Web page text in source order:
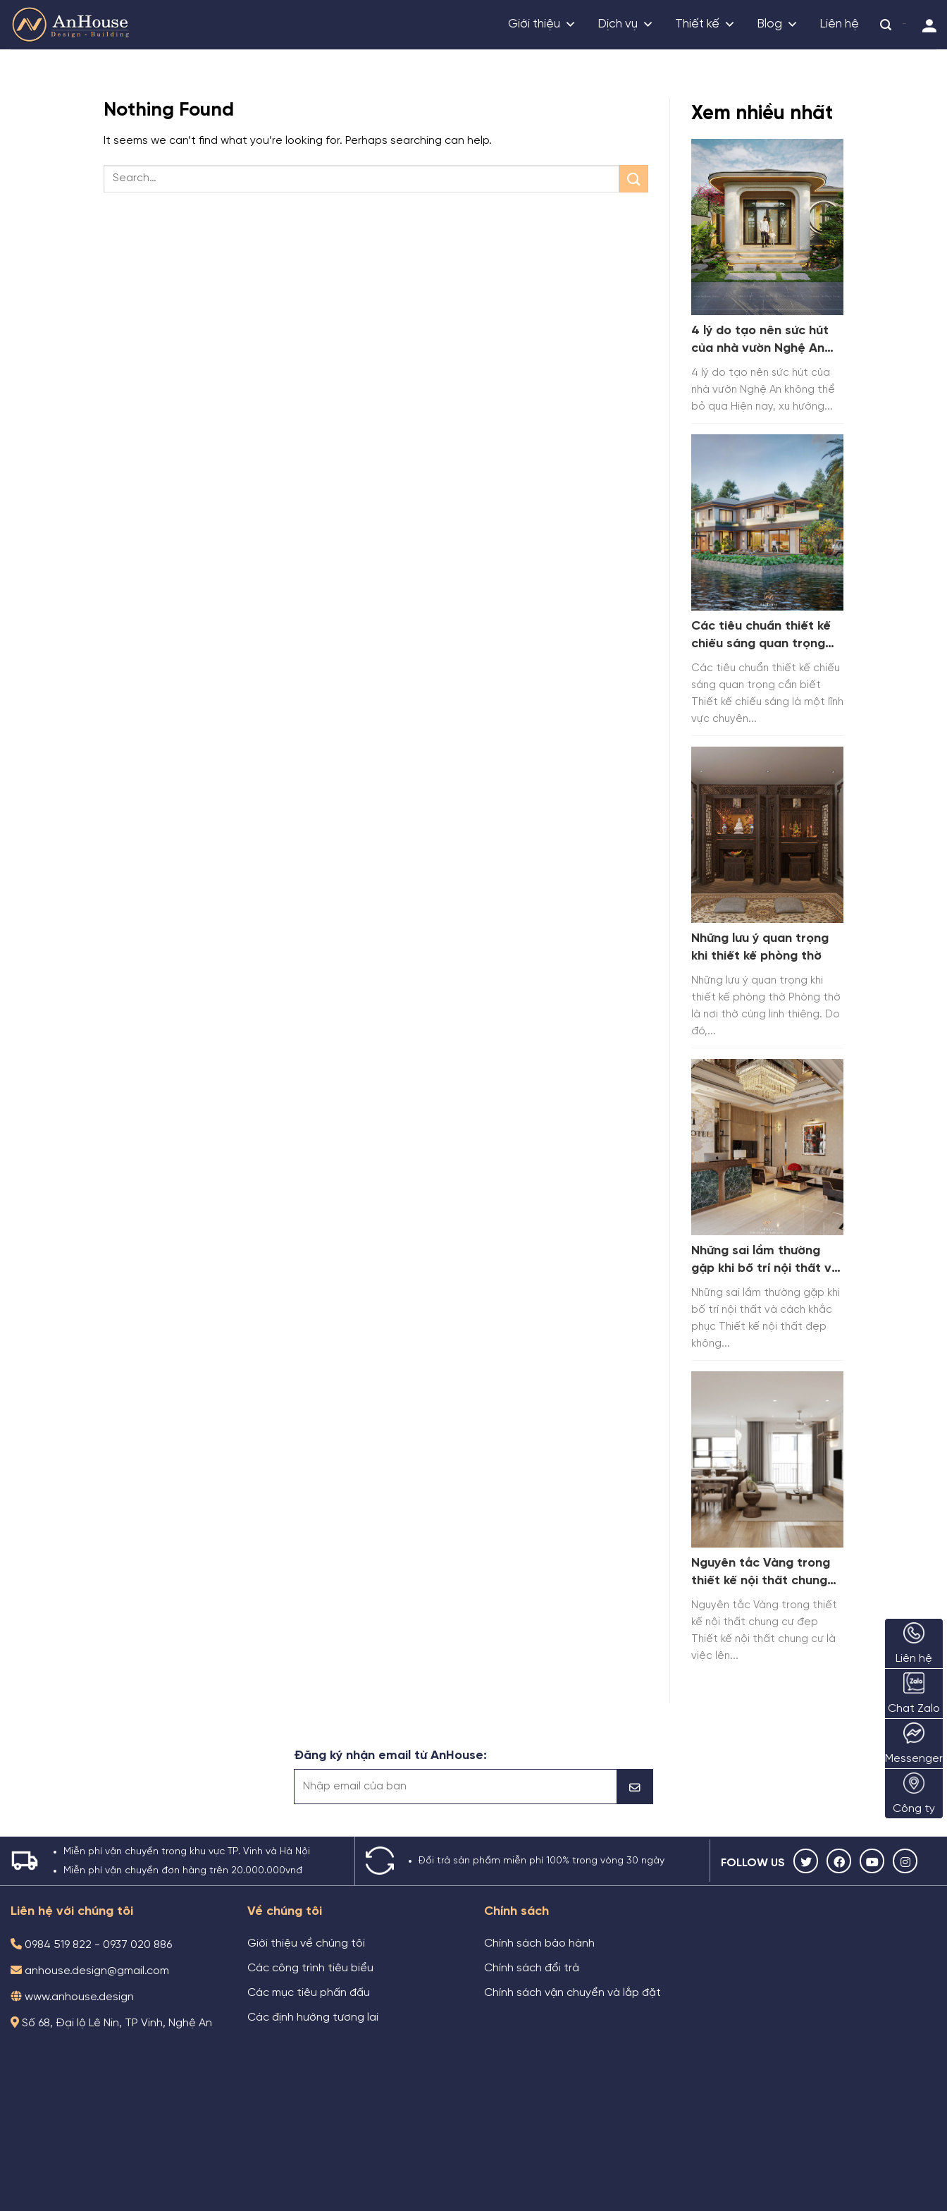
Skip
content
Giới thiệu Dịch vụ Thiết kế Blog Liên hệ -
Nothing Found
It seems we can’t find what you’re looking for. Perhaps searching can help.
Xem nhiều nhất
4 lý do tạo nên sức hút
của nhà vườn Nghệ An
không thể bỏ qua
4 lý do tạo nên sức hút của
nhà vườn Nghệ An không thể
bỏ qua Hiện nay, xu hướng...
Các tiêu chuẩn thiết kế
chiếu sáng quan trọng
cần biết
Các tiêu chuẩn thiết kế chiếu
sáng quan trọng cần biết
Thiết kế chiếu sáng là một lĩnh
vực chuyên...
Những lưu ý quan trọng
khi thiết kế phòng thờ
Những lưu ý quan trọng khi
thiết kế phòng thờ Phòng thờ
là nơi thờ cúng linh thiêng. Do
đó,...
Những sai lầm thường
gặp khi bố trí nội thất và
cách khắc phục
Những sai lầm thường gặp khi
bố trí nội thất và cách khắc
phục Thiết kế nội thất đẹp
không...
Nguyên tắc Vàng trong
thiết kế nội thất chung
cư đẹp
Nguyên tắc Vàng trong thiết
kế nội thất chung cư đẹp
Thiết kế nội thất chung cư là
việc lên...
Đăng ký nhận email từ AnHouse:
Liên hệ
Chat Zalo
Messenger
Công ty
Miễn phí vận chuyển trong khu vực TP. Vinh và Hà Nội
Miễn phí vận chuyển đơn hàng trên 20.000.000vnđ
Đổi trả sản phẩm miễn phí 100% trong vòng 30 ngày FOLLOW US
Liên hệ với chúng tôi
0984 519 822 - 0937 020 886
anhouse.design@gmail.com
www.anhouse.design
Số 68, Đại lộ Lê Nin, TP Vinh, Nghệ An
Về chúng tôi
Giới thiệu về chúng tôi
Các công trình tiêu biểu
Các mục tiêu phấn đấu
Các định hướng tương lai
Chính sách
Chính sách bảo hành
Chính sách đổi trả
Chính sách vận chuyển và lắp đặt